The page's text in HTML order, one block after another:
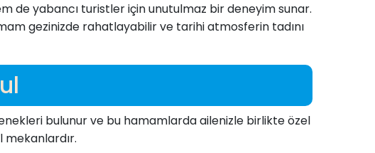
de yabancı turistler için unutulmaz bir deneyim sunar.
gezinizde rahatlayabilir ve tarihi atmosferin tadını
bulunur ve bu hamamlarda ailenizle birlikte özel
mekanlardır.